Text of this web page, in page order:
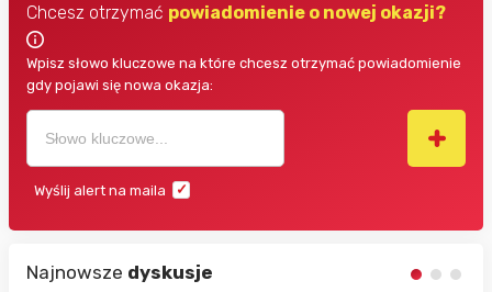
Chcesz otrzymać powiadomienie o nowej okazji?
Wpisz słowo kluczowe na które chcesz otrzymać powiadomienie
gdy pojawi się nowa okazja:
Wyślij alert na maila
Najnowsze dyskusje